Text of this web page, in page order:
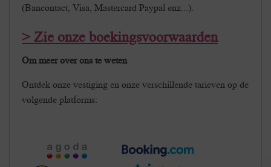
(Bancontact, Visa, Mastercard Paypal enz...).
> Zie onze boekingsvoorwaarden
Om meer over ons te weten
Ontdek onze vestiging en onze verschillende tarieven op de
volgende platforms: